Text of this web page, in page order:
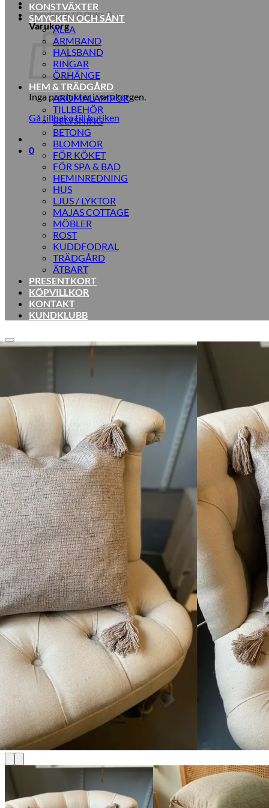
Varukorg /0,00kr 0
Varukorg
Inga produkter i varukorgen.
Gå tillbaka till butiken
0
KONSTVÄXTER
SMYCKEN OCH SÅNT
ALLA
ARMBAND
HALSBAND
RINGAR
ÖRHÄNGE
HEM & TRÄDGÅRD
AROMALAMPOR
TILLBEHÖR
BELYSNING
BETONG
BLOMMOR
FÖR KÖKET
FÖR SPA & BAD
HEMINREDNING
HUS
LJUS / LYKTOR
MAJAS COTTAGE
MÖBLER
ROST
KUDDFODRAL
TRÄDGÅRD
ÄTBART
PRESENTKORT
KÖPVILLKOR
KONTAKT
KUNDKLUBB